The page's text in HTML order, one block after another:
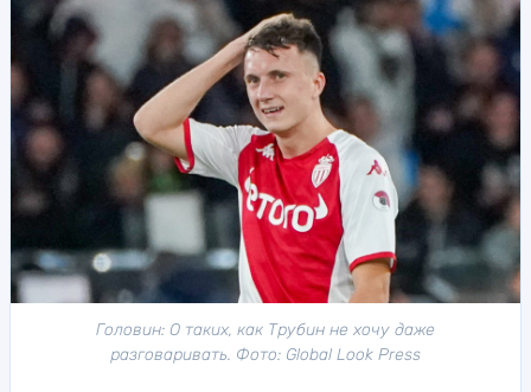
Головин: О таких, как Трубин не хочу даже
разговаривать. Фото: Global Look Press